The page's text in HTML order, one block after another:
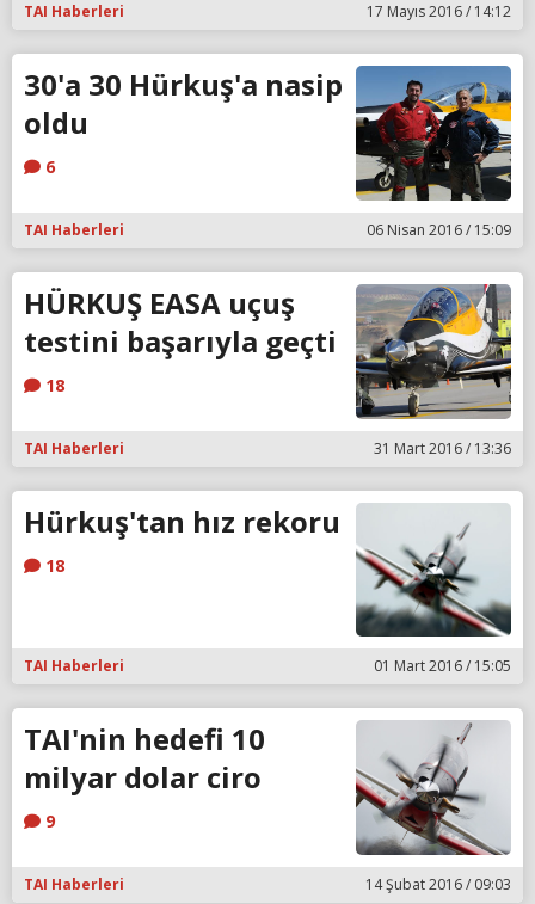
TAI Haberleri 17 Mayıs 2016 / 14:12
30'a 30 Hürkuş'a nasip
oldu
6
TAI Haberleri 06 Nisan 2016 / 15:09
HÜRKUŞ EASA uçuş
testini başarıyla geçti
18
TAI Haberleri 31 Mart 2016 / 13:36
Hürkuş'tan hız rekoru
18
TAI Haberleri 01 Mart 2016 / 15:05
TAI'nin hedefi 10
milyar dolar ciro
9
TAI Haberleri 14 Şubat 2016 / 09:03